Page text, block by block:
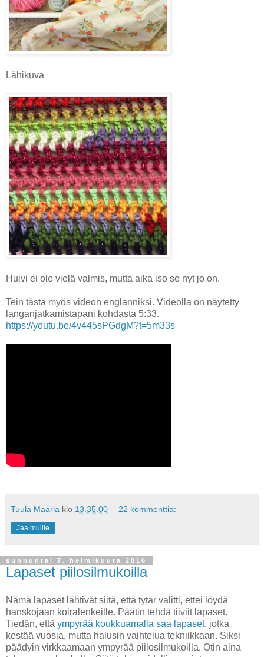
Lähikuva
Huivi ei ole vielä valmis, mutta aika iso se nyt jo on.
Tein tästä myös videon englanniksi. Videolla on näytetty
langanjatkamistapani kohdasta 5:33.
https://youtu.be/4v445sPGdgM?t=5m33s
Tuula Maaria klo 13.35.00 22 kommenttia:
Jaa muille
sunnuntai 7. helmikuuta 2016
Lapaset piilosilmukoilla
Nämä lapaset lähtivät siitä, että tytär valitti, ettei löydä
hanskojaan koiralenkeille. Päätin tehdä tiiviit lapaset.
Tiedän, että ympyrää koukkuamalla saa lapaset, jotka
kestää vuosia, mutta halusin vaihtelua tekniikkaan. Siksi
päädyin virkkaamaan ympyrää piilosilmukoilla. Otin aina